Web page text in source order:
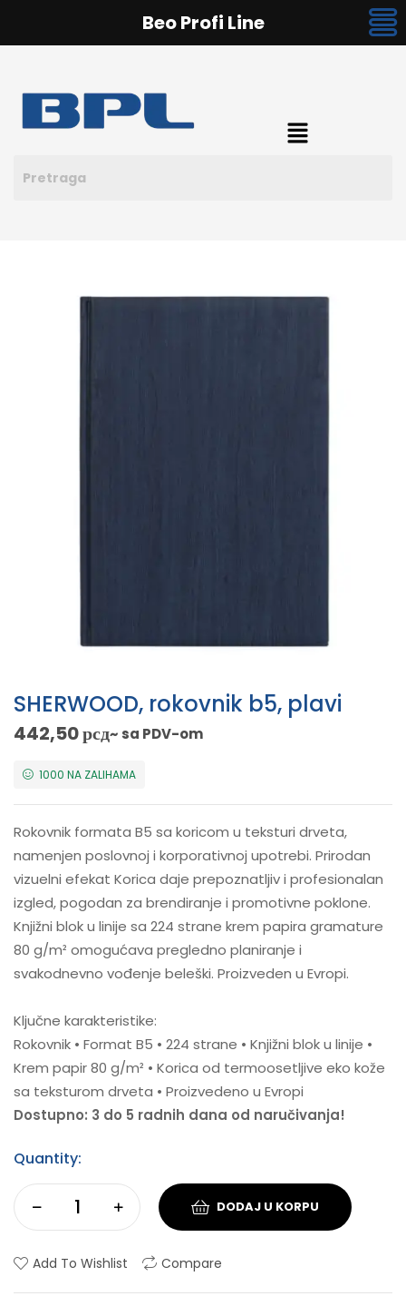
SHERWOOD, rokovnik b5, plavi
442,50рсд~ sa PDV-om
1000 NA ZALIHAMA
Rokovnik formata B5 sa koricom u teksturi drveta,
namenjen poslovnoj i korporativnoj upotrebi. Prirodan
vizuelni efekat Korica daje prepoznatljiv i profesionalan
izgled, pogodan za brendiranje i promotivne poklone.
Knjižni blok u linije sa 224 strane krem papira gramature
80 g/m² omogućava pregledno planiranje i
svakodnevno vođenje beleški. Proizveden u Evropi.
Ključne karakteristike:
Rokovnik • Format B5 • 224 strane • Knjižni blok u linije •
Krem papir 80 g/m² • Korica od termoosetljive eko kože
sa teksturom drveta • Proizvedeno u Evropi
Dostupno: 3 do 5 radnih dana od naručivanja!
Quantity:
DODAJ U KORPU
Add To Wishlist Compare
Beo Profi Line